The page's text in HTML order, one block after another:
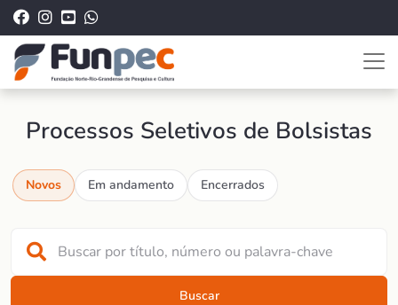
Processos Seletivos de Bolsistas
Novos Em andamento Encerrados
Buscar